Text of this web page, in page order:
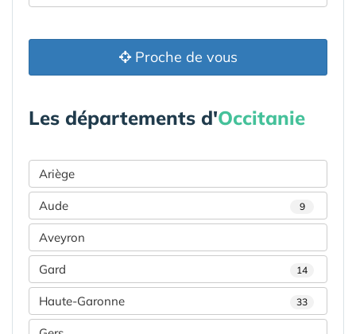
Proche de vous
Les départements d'Occitanie
Ariège
Aude 9
Aveyron
Gard 14
Haute-Garonne 33